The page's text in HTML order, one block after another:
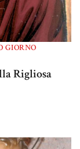
GIORNO
Rigliosa